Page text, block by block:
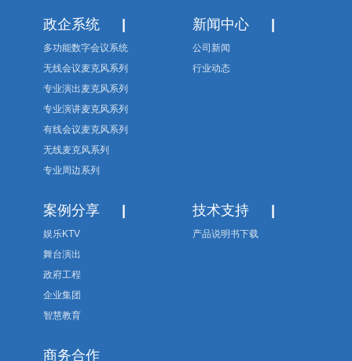
政企系统
多功能数字会议系统
无线会议麦克风系列
专业演出麦克风系列
专业演讲麦克风系列
有线会议麦克风系列
无线麦克风系列
专业周边系列
新闻中心
公司新闻
行业动态
案例分享
娱乐KTV
舞台演出
政府工程
企业集团
智慧教育
技术支持
产品说明书下载
商务合作